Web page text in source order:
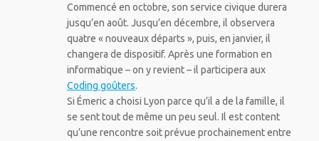
Commencé en octobre, son service civique durera
jusqu’en août. Jusqu’en décembre, il observera
quatre « nouveaux départs », puis, en janvier, il
changera de dispositif. Après une formation en
informatique – on y revient – il participera aux
Coding goûters.
Si Émeric a choisi Lyon parce qu’il a de la famille, il
se sent tout de même un peu seul. Il est content
qu’une rencontre soit prévue prochainement entre